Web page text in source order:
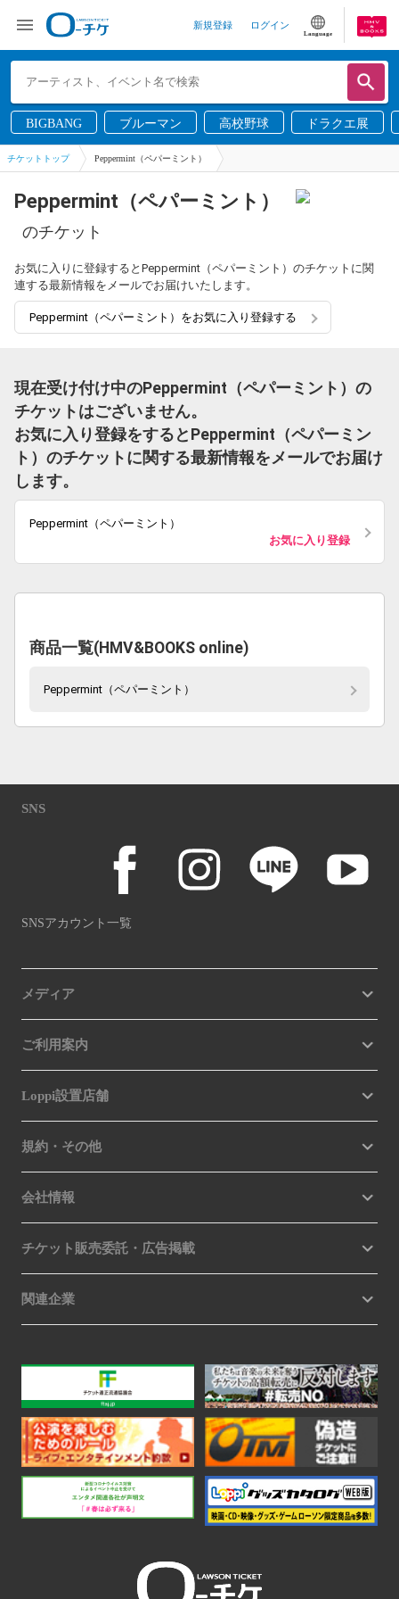
新規登録 ログイン
Language
BIGBANG ブルーマン 高校野球 ドラクエ展
チケットトップ Peppermint（ペパーミント）
Peppermint（ペパーミント）
のチケット
お気に入りに登録するとPeppermint（ペパーミント）のチケットに関
連する最新情報をメールでお届けいたします。
Peppermint（ペパーミント）をお気に入り登録する
現在受け付け中のPeppermint（ペパーミント）の
チケットはございません。
お気に入り登録をするとPeppermint（ペパーミン
ト）のチケットに関する最新情報をメールでお届け
します。
Peppermint（ペパーミント）
お気に入り登録
商品一覧(HMV&BOOKS online)
Peppermint（ペパーミント）
SNS
SNSアカウント一覧
メディア
ご利用案内
Loppi設置店舗
規約・その他
会社情報
チケット販売委託・広告掲載
関連企業